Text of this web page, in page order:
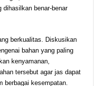
dihasilkan benar-benar
berkualitas. Diskusikan
bahan yang paling
kenyamanan,
tersebut agar jas dapat
berbagai kesempatan.